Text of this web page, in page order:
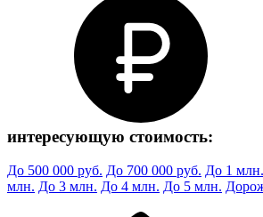
интересующую стоимость:
До 500 000 руб. До 700 000 руб. До 1 млн.
млн. До 3 млн. До 4 млн. До 5 млн.